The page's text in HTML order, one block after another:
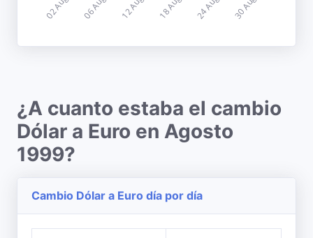
¿A cuanto estaba el cambio
Dólar a Euro en Agosto
1999?
Cambio Dólar a Euro día por día